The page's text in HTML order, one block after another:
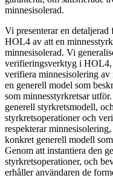
minnesisolerad.
Vi presenterar en
HOL4 av att en
minnesisolerad. Vi
verifieringsverktyg i HOL4,
verifiera minnesisolering
en generell model som
som minnesstyrkretsar
generell styrkretsmodell,
styrkretsoperationer och
respekterar
konkret generell modell
Genom att instantiera den
styrkretsoperationer, och
erhåller användaren de